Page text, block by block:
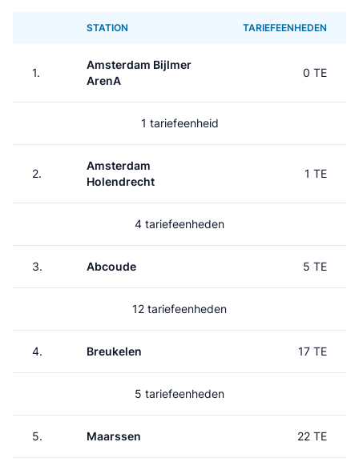
STATION TARIEFEENHEDEN
1.
Amsterdam Bijlmer
ArenA
0 TE
1 tariefeenheid
2.
Amsterdam
Holendrecht
1 TE
4 tariefeenheden
3. Abcoude 5 TE
12 tariefeenheden
4. Breukelen 17 TE
5 tariefeenheden
5. Maarssen 22 TE